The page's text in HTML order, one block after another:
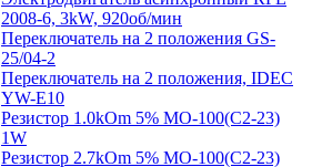
2008-6, 3kW, 920об/мин
Переключатель на 2 положения GS-
25/04-2
Переключатель на 2 положения, IDEC
YW-E10
Резистор 1.0kOm 5% МО-100(С2-23)
1W
Резистор 2.7kOm 5% МО-100(С2-23)